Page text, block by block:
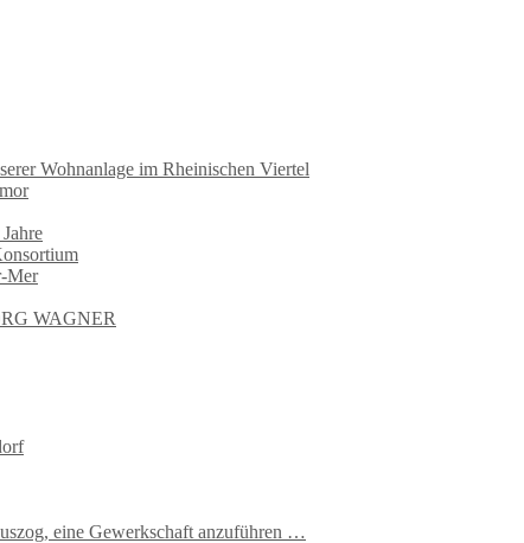
Wohnanlage im Rheinischen Viertel
Mer
WAGNER
eine Gewerkschaft anzuführen …